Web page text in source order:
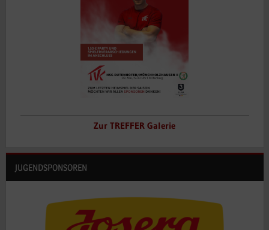
Zur TREFFER Galerie
JUGENDSPONSOREN